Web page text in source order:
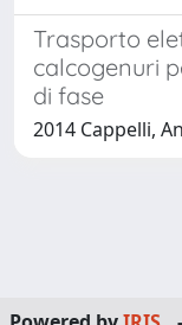
Trasporto
calcogenuri
di fase
2014 Cappelli,